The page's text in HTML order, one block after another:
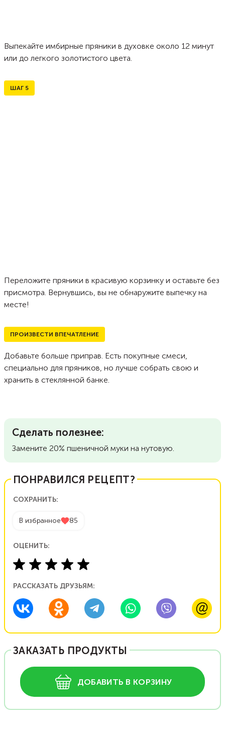
Выпекайте имбирные пряники в духовке около 12 минут
или до легкого золотистого цвета.
ШАГ 5
Переложите пряники в красивую корзинку и оставьте без
присмотра. Вернувшись, вы не обнаружите выпечку на
месте!
ПРОИЗВЕСТИ ВПЕЧАТЛЕНИЕ
Добавьте больше приправ. Есть покупные смеси,
специально для пряников, но лучше собрать свою и
хранить в стеклянной банке.
Сделать полезнее:
Замените 20% пшеничной муки на нутовую.
ПОНРАВИЛСЯ РЕЦЕПТ?
СОХРАНИТЬ:
В избранное 85
ОЦЕНИТЬ:
РАССКАЗАТЬ ДРУЗЬЯМ:
ЗАКАЗАТЬ ПРОДУКТЫ
ДОБАВИТЬ В КОРЗИНУ